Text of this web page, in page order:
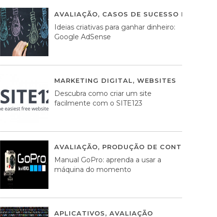
AVALIAÇÃO, CASOS DE SUCESSO DE
Ideias criativas para ganhar dinheiro:
Google AdSense
MARKETING DIGITAL, WEBSITES
Descubra como criar um site
facilmente com o SITE123
AVALIAÇÃO, PRODUÇÃO DE CONTEÚDOS
Manual GoPro: aprenda a usar a
máquina do momento
APLICATIVOS, AVALIAÇÃO